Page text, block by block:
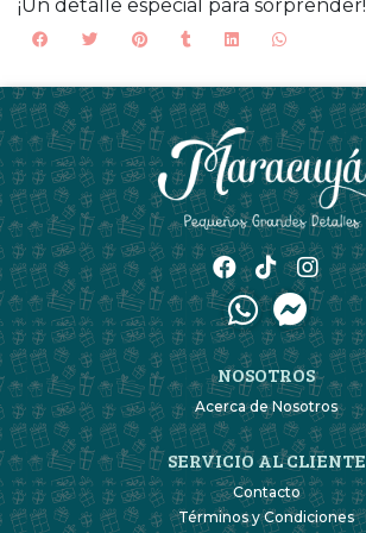
¡Un detalle especial para sorprender!
NOSOTROS
Acerca de Nosotros
SERVICIO AL CLIENTE
Contacto
Términos y Condiciones